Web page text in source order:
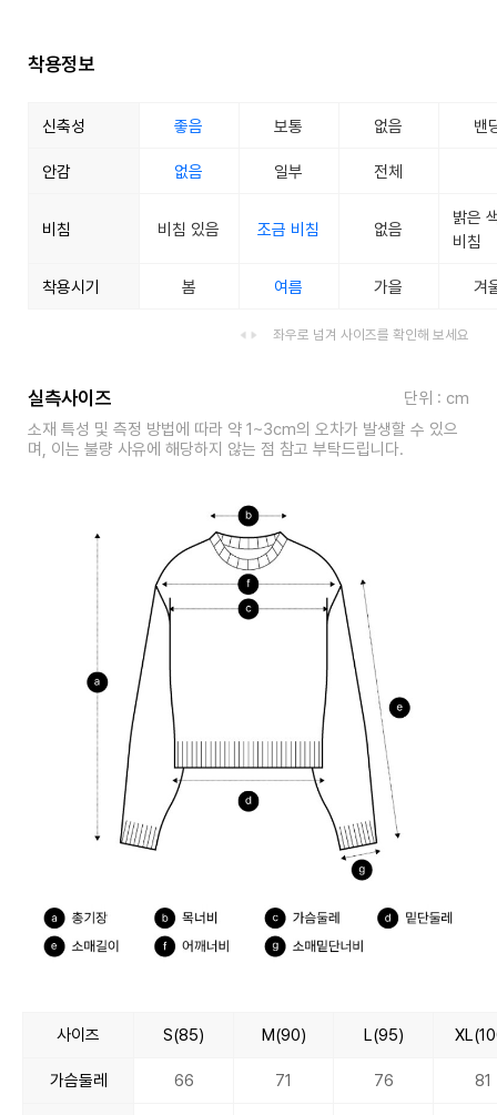
착용정보
신축성 좋음 보통 없음 밴
안감 없음 일부 전체
비침 비침 있음 조금 비침 없음
밝은
비침
착용시기 봄 여름 가을 겨
좌우로 넘겨 사이즈를 확인해 보세요
실측사이즈
단위 : cm
소재 특성 및 측정 방법에 따라 약 1~3cm의 오차가 발생할 수 있으
며, 이는 불량 사유에 해당하지 않는 점 참고 부탁드립니다.
사이즈 S(85) M(90) L(95)
가슴둘레 66 71 76 81